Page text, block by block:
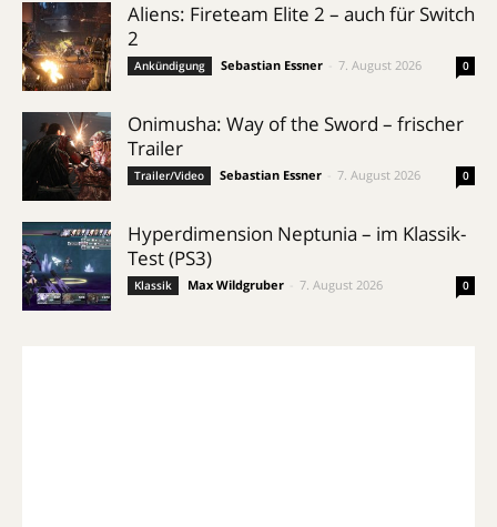
Aliens: Fireteam Elite 2 – auch für Switch
2
Ankündigung Sebastian Essner 7. August 2026 0
Onimusha: Way of the Sword – frischer
Trailer
Trailer/Video Sebastian Essner 7. August 2026 0
Hyperdimension Neptunia – im Klassik-
Test (PS3)
Klassik Max Wildgruber 7. August 2026 0